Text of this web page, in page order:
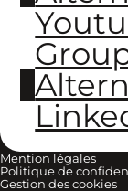
Mention légales
Politique de
Gestion des cookies